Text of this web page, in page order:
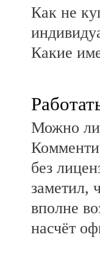
Как не
Какие
Можно ли
без
заметил,
вполне
насчёт